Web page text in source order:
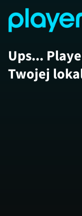
Ups...
Twojej